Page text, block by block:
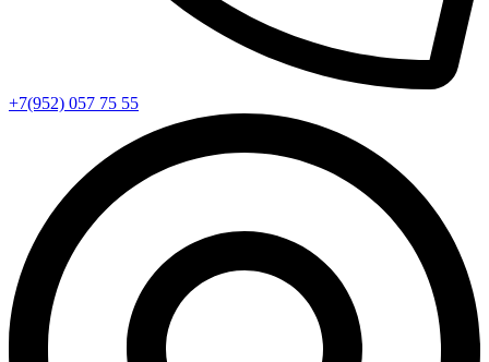
+7(952) 057 75 55